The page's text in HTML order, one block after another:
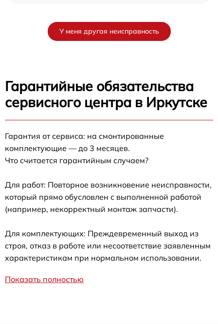
У меня другая неисправность
Гарантийные обязательства
сервисного центра в Иркутске
Гарантия от сервиса: на смонтированные
комплектующие — до 3 месяцев.
Что считается гарантийным случаем?
Для работ: Повторное возникновение неисправности,
который прямо обусловлен с выполненной работой
(например, некорректный монтаж запчасти).
Для комплектующих: Преждевременный выход из
строя, отказ в работе или несоответствие заявленным
характеристикам при нормальном использовании.
Показать полностью